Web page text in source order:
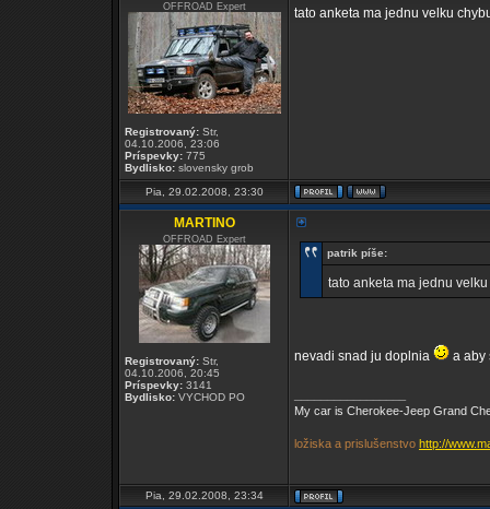
OFFROAD Expert
Registrovaný: Str,
04.10.2006, 23:06
Príspevky: 775
Bydlisko: slovensky grob
tato anketa ma jednu velku
Pia, 29.02.2008, 23:30
MARTINO
OFFROAD Expert
Registrovaný: Str,
04.10.2006, 20:45
Príspevky: 3141
Bydlisko: VYCHOD PO
patrik píše:
tato anketa ma jednu
nevadi snad ju doplnia a aby
My car is Cherokee-Jeep Grand
ložiska a prislušenstvo http://
Pia, 29.02.2008, 23:34